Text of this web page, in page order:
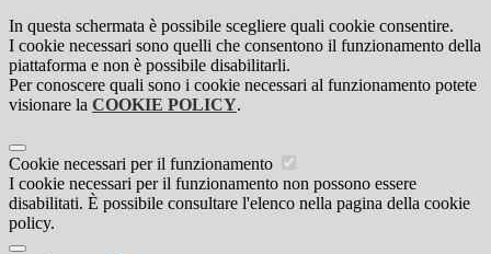
In questa schermata è possibile scegliere quali cookie consentire.
I cookie necessari sono quelli che consentono il funzionamento della
piattaforma e non è possibile disabilitarli.
Per conoscere quali sono i cookie necessari al funzionamento potete
visionare la COOKIE POLICY.
Cookie necessari per il funzionamento
I cookie necessari per il funzionamento non possono essere
disabilitati. È possibile consultare l'elenco nella pagina della cookie
policy.